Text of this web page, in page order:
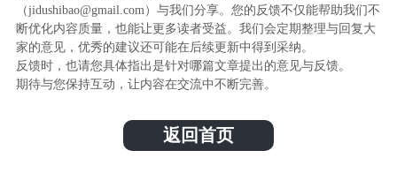
（jidushibao@gmail.com）与我们分享。您的反馈不仅能帮助我们不
断优化内容质量，也能让更多读者受益。我们会定期整理与回复大
家的意见，优秀的建议还可能在后续更新中得到采纳。
反馈时，也请您具体指出是针对哪篇文章提出的意见与反馈。
期待与您保持互动，让内容在交流中不断完善。
返回首页